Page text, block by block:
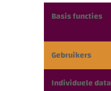
Basis functies
Gebruikers
Individuele data